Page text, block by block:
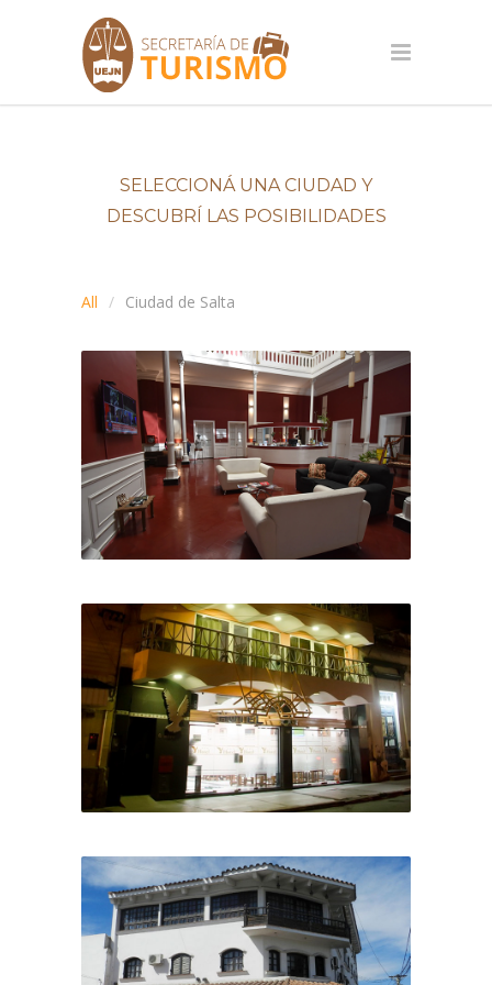
SELECCIONÁ UNA CIUDAD Y
DESCUBRÍ LAS POSIBILIDADES
All Ciudad de Salta